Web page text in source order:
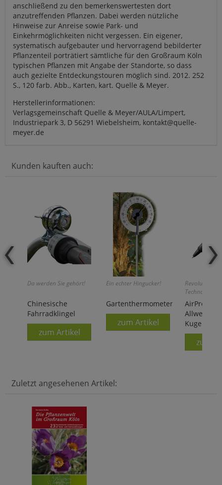
anschließend zu den bemerkenswertesten dort
anzutreffenden Pflanzen. Dabei werden nützliche
Hinweise zur Anreise sowie Park- und
Einkehrmöglichkeiten nicht vergessen. Ein eigener,
systematisch aufgebauter und hervorragend bebilderter
Pflanzenteil porträtiert sämtliche für den Großraum Köln
typischen Pflanzen mit Angabe der Standorte, so dass
auch gezielte Entdeckungstouren möglich sind. 2012. 252
S., 120 farb. Abb., Karten, kart. Quelle & Meyer.
Herstellerinformationen:
Verlagsgemeinschaft Quelle & Meyer/AULA/Limpert,
Industriepark 3, D 56291 Wiebelsheim, kontakt@quelle-
meyer.de
Kunden kauften auch:
Da werden Sie gehört!
Chinesische
Fahrradklingel
zum Artikel
Ein echter Hingucker!
Gartenthermometer
zum Artikel
Revolutionäre
Technologie!
AirPress
Allwetter-
zum
Zuletzt angesehenen Artikel: